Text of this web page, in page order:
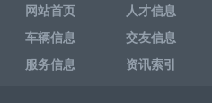
网站首页 人才信息
车辆信息
交友信息
服务信息
资讯索引